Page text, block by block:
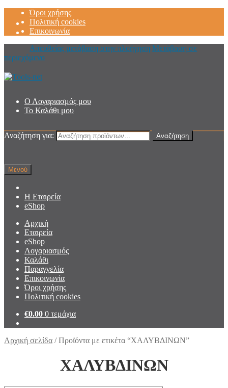
Όροι χρήσης
Πολιτική cookies
Επικοινωνία
Απευθείας μετάβαση στην πλοήγηση Μετάβαση σε
περιεχόμενο
Ο Λογαριασμός μου
Το Καλάθι μου
Αναζήτηση για: Αναζήτηση
Μενού
Η Εταιρεία
eShop
Αρχική
Εταιρεία
eShop
Λογαριασμός
Καλάθι
Παραγγελία
Επικοινωνία
Όροι χρήσης
Πολιτική cookies
€0.00 0 τεμάχια
Αρχική σελίδα /Προϊόντα με ετικέτα “ΧΑΛΥΒΔΙΝΩΝ”
ΧΑΛΥΒΔΙΝΩΝ